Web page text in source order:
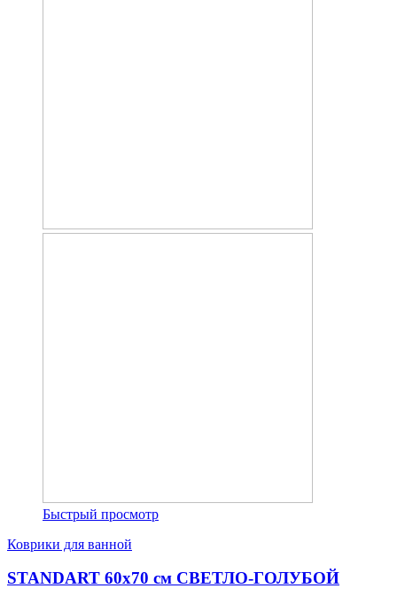
Быстрый просмотр
Коврики для ванной
STANDART 60х70 см СВЕТЛО-ГОЛУБОЙ